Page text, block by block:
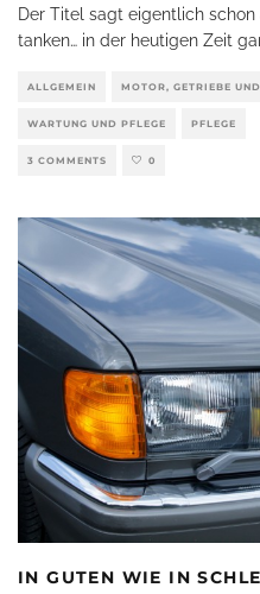
Der Titel sagt eigentlich
tanken… in der heutigen Zeit
ALLGEMEIN MOTOR, GETRIEBE
WARTUNG UND PFLEGE PFLEGE
3 COMMENTS 0
IN GUTEN WIE IN